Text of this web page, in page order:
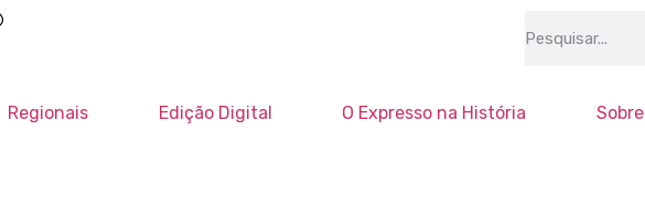
Regionais Edição Digital O Expresso na História Sobre